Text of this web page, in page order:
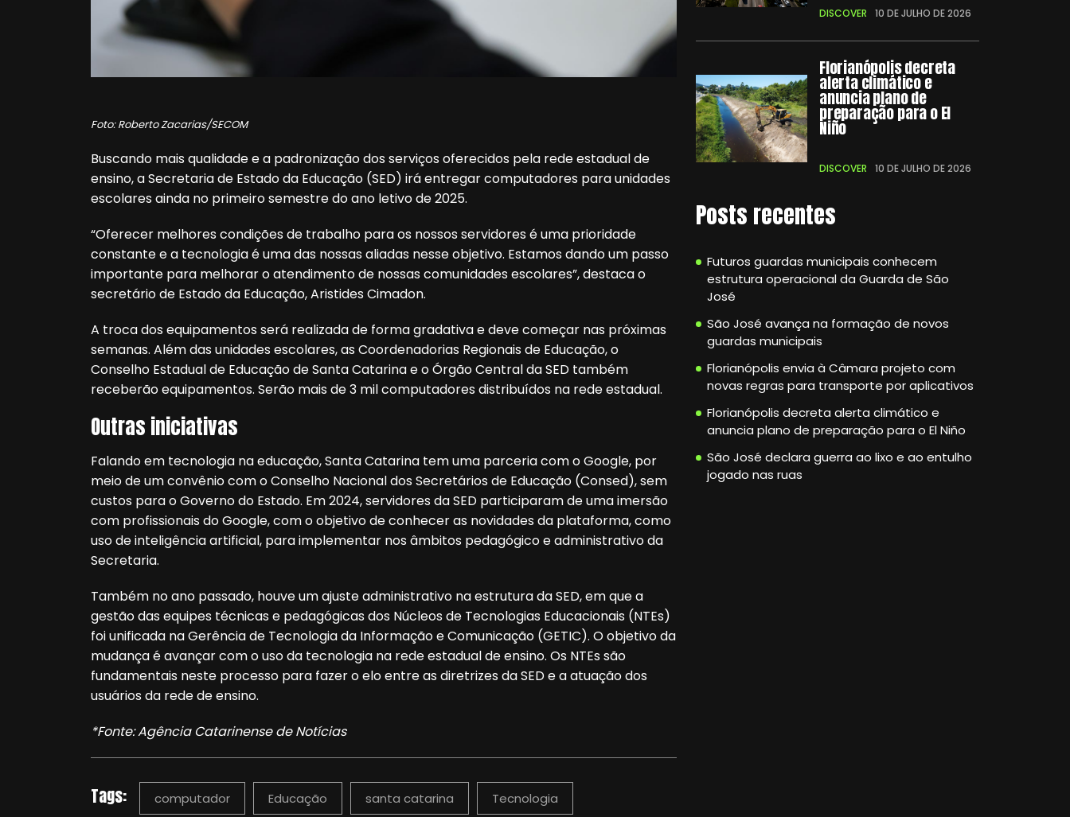
Foto: Roberto Zacarias/SECOM
Buscando mais qualidade e a padronização dos serviços oferecidos pela rede estadual de
ensino, a Secretaria de Estado da Educação (SED) irá entregar computadores para unidades
escolares ainda no primeiro semestre do ano letivo de 2025.
“Oferecer melhores condições de trabalho para os nossos servidores é uma prioridade
constante e a tecnologia é uma das nossas aliadas nesse objetivo. Estamos dando um passo
importante para melhorar o atendimento de nossas comunidades escolares”, destaca o
secretário de Estado da Educação, Aristides Cimadon.
A troca dos equipamentos será realizada de forma gradativa e deve começar nas próximas
semanas. Além das unidades escolares, as Coordenadorias Regionais de Educação, o
Conselho Estadual de Educação de Santa Catarina e o Órgão Central da SED também
receberão equipamentos. Serão mais de 3 mil computadores distribuídos na rede estadual.
Outras iniciativas
Falando em tecnologia na educação, Santa Catarina tem uma parceria com o Google, por
meio de um convênio com o Conselho Nacional dos Secretários de Educação (Consed), sem
custos para o Governo do Estado. Em 2024, servidores da SED participaram de uma imersão
com profissionais do Google, com o objetivo de conhecer as novidades da plataforma, como
uso de inteligência artificial, para implementar nos âmbitos pedagógico e administrativo da
Secretaria.
Também no ano passado, houve um ajuste administrativo na estrutura da SED, em que a
gestão das equipes técnicas e pedagógicas dos Núcleos de Tecnologias Educacionais (NTEs)
foi unificada na Gerência de Tecnologia da Informação e Comunicação (GETIC). O objetivo da
mudança é avançar com o uso da tecnologia na rede estadual de ensino. Os NTEs são
fundamentais neste processo para fazer o elo entre as diretrizes da SED e a atuação dos
usuários da rede de ensino.
*Fonte: Agência Catarinense de Notícias
Tags: computador Educação santa catarina Tecnologia
DISCOVER 10 DE JULHO DE 2026
Florianópolis decreta
alerta climático e
anuncia plano de
preparação para o El
Niño
DISCOVER 10 DE JULHO DE 2026
Posts recentes
Futuros guardas municipais conhecem
estrutura operacional da Guarda de São
José
São José avança na formação de novos
guardas municipais
Florianópolis envia à Câmara projeto com
novas regras para transporte por aplicativos
Florianópolis decreta alerta climático e
anuncia plano de preparação para o El Niño
São José declara guerra ao lixo e ao entulho
jogado nas ruas